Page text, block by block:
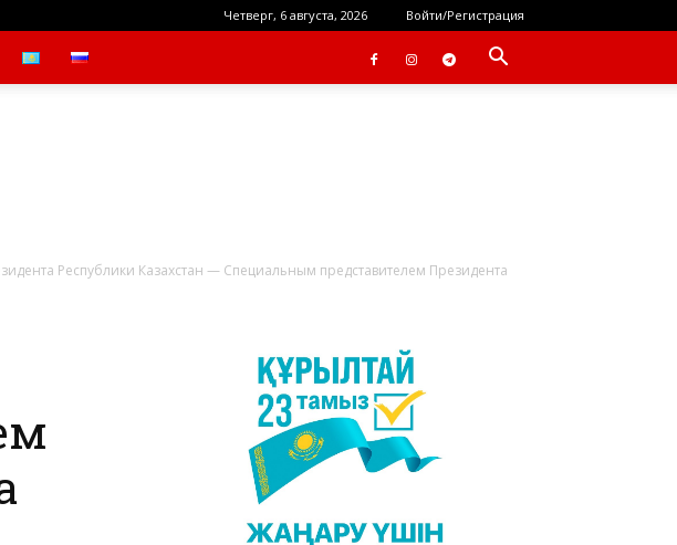
Четверг, 6 августа, 2026 Войти/Регистрация
Республики Казахстан — Специальным представителем Президента